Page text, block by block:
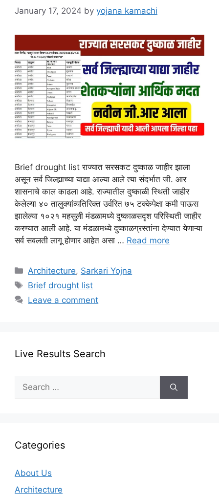
January 17, 2024 by yojana kamachi
Brief drought list राज्यात सरसकट दुष्काळ जाहीर झाला
असून सर्व जिल्ह्याच्या याद्या आल्या आले त्या संदर्भात जी. आर
शासनाचे काल काढला आहे. राज्यातील दुष्काळी स्थिती जाहीर
केलेल्या ४० तालुक्यांव्यतिरिक्त उर्वरित ७५ टक्केपेक्षा कमी पाऊस
झालेल्या १०२१ महसुली मंडळामध्ये दुष्काळसदृश परिस्थिती जाहीर
करण्यात आली आहे. या मंडळामध्ये दुष्काळग्रस्तांना देण्यात येणाऱ्या
सर्व सवलती लागू होणार आहेत असा … Read more
Categories
Architecture, Sarkari Yojna
Tags
Brief drought list
Leave a comment
Live Results Search
Search
for:
Categories
About Us
Architecture